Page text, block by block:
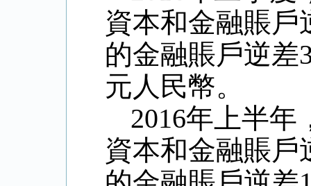
資本和金融賬戶
的金融賬戶逆差
元人民幣。
2016年上半年
資本和金融賬戶